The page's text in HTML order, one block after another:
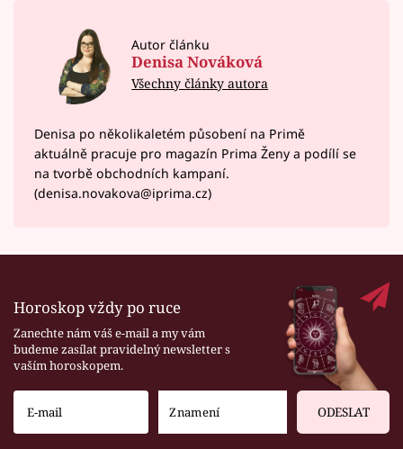
Autor článku
Denisa Nováková
Všechny články autora
Denisa po několikaletém působení na Primě
aktuálně pracuje pro magazín Prima Ženy a podílí se
na tvorbě obchodních kampaní.
(denisa.novakova@iprima.cz)
Horoskop vždy po ruce
Zanechte nám váš e-mail a my vám
budeme zasílat pravidelný newsletter s
vaším horoskopem.
ODESLAT